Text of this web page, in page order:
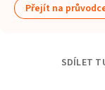
Přejít na
SDÍLET